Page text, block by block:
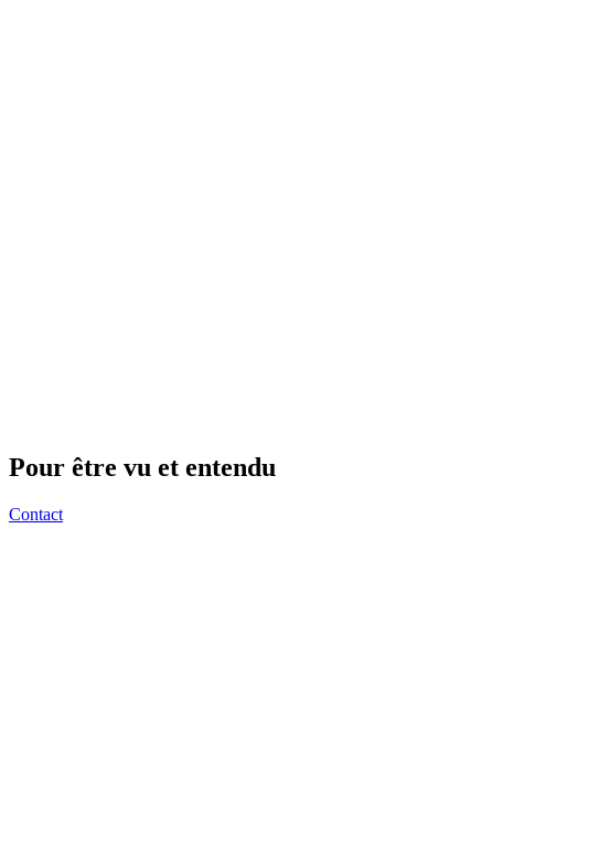
Pour être vu et entendu
Contact